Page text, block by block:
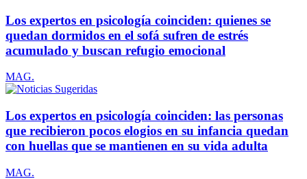
Los expertos en psicología coinciden: quienes se
quedan dormidos en el sofá sufren de estrés
acumulado y buscan refugio emocional
MAG.
Los expertos en psicología coinciden: las personas
que recibieron pocos elogios en su infancia quedan
con huellas que se mantienen en su vida adulta
MAG.